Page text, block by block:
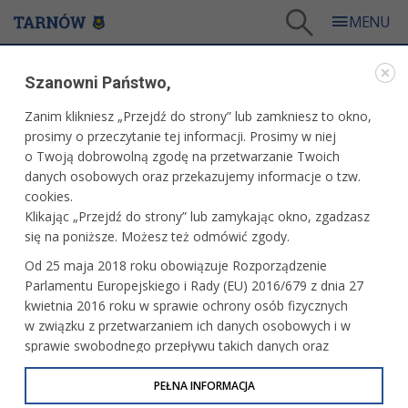
PIKNIK MIĘDZYPOKOLENIOWY
14.05.2026, 14:53
„Od juniora do seniora” – pod takim hasłem odbędzie się
piknik rodzinny organizowany przez Radę Osiedla
Krakowska. Zaplanowano go na boisku szkolnym przy ul.
ks. Skorupki 9.
Szanowni Państwo,
Zanim klikniesz „Przejdź do strony” lub zamkniesz to okno,
prosimy o przeczytanie tej informacji. Prosimy w niej
o Twoją dobrowolną zgodę na przetwarzanie Twoich
danych osobowych oraz przekazujemy informacje o tzw.
cookies.
Klikając „Przejdź do strony” lub zamykając okno, zgadzasz
się na poniższe. Możesz też odmówić zgody.
Od 25 maja 2018 roku obowiązuje Rozporządzenie
Parlamentu Europejskiego i Rady (EU) 2016/679 z dnia 27
kwietnia 2016 roku w sprawie ochrony osób fizycznych
w związku z przetwarzaniem ich danych osobowych i w
sprawie swobodnego przepływu takich danych oraz
uchylenia dyrektywy 95/46/WE (określane jako RODO, GDPR
lub Ogólne Rozporządzenie o Ochronie Danych
PEŁNA INFORMACJA